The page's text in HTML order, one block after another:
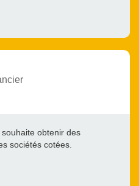
obtenir des
sociétés cotées.